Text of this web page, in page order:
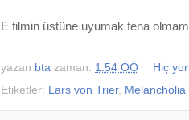
E filmin üstüne uyumak fena
yazan bta zaman: 1:54 ÖÖ
Hiç
Etiketler: Lars von Trier, Melancholia